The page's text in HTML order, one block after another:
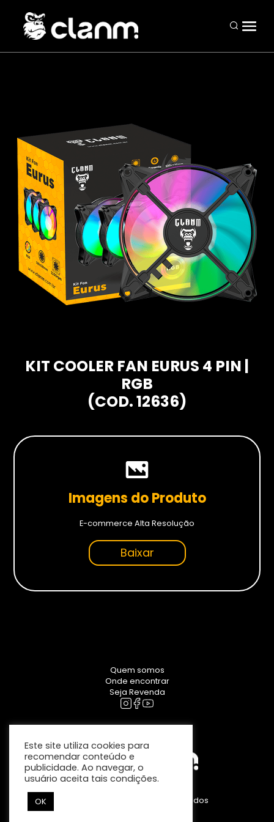
Mouses
Teclados
Headsets
Mousepads
Combos
Hardwares
Fans
Memórias RAM
Placas-mãe
Placas de Vídeo
Water Coolers
SSDs SATA
Seja Revenda
KIT COOLER FAN EURUS 4 PIN |
RGB
(COD. 12636)
Imagens do Produto
E-commerce Alta Resolução
Baixar
Quem somos
Onde encontrar
Seja Revenda
Clanm – Todos direitos reservados
Este site utiliza cookies para
recomendar conteúdo e
publicidade. Ao navegar, o
usuário aceita tais condições.
OK